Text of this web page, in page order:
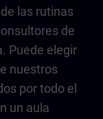
las rutinas
de
Puede elegir
nuestros
por todo el
un aula